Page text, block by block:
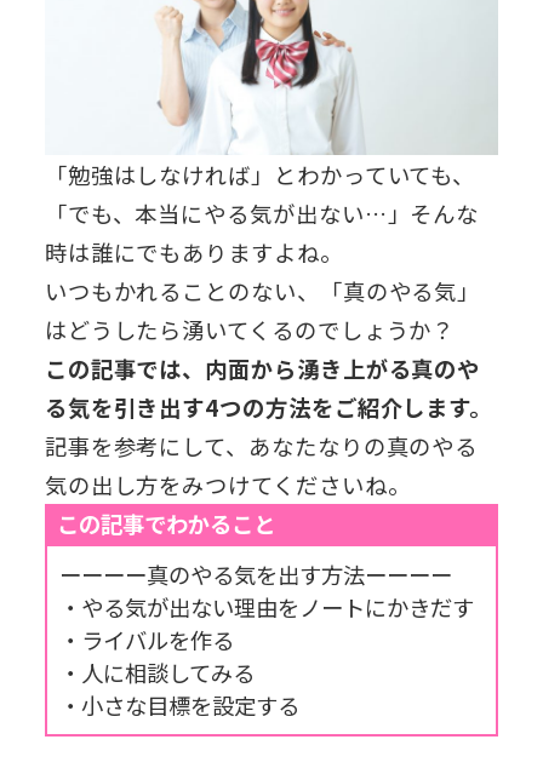
「勉強はしなければ」とわかっていても、
「でも、本当にやる気が出ない…」そんな
時は誰にでもありますよね。
いつもかれることのない、「真のやる気」
はどうしたら湧いてくるのでしょうか？
この記事では、内面から湧き上がる真のや
る気を引き出す4つの方法をご紹介します。
記事を参考にして、あなたなりの真のやる
気の出し方をみつけてくださいね。
この記事でわかること
ーーーー真のやる気を出す方法ーーーー
・やる気が出ない理由をノートにかきだす
・ライバルを作る
・人に相談してみる
・小さな目標を設定する